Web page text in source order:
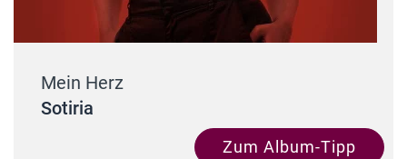
Mein Herz
Sotiria
Zum Album-Tipp